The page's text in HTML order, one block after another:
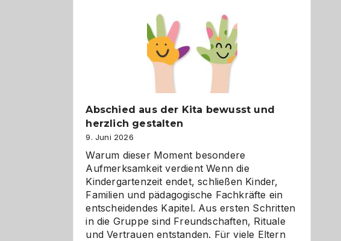
besser
verstehen
Abschied aus der Kita bewusst und
herzlich gestalten
9. Juni 2026
Warum dieser Moment besondere
Aufmerksamkeit verdient Wenn die
Kindergartenzeit endet, schließen Kinder,
Familien und pädagogische Fachkräfte ein
entscheidendes Kapitel. Aus ersten Schritten
in die Gruppe sind Freundschaften, Rituale
und Vertrauen entstanden. Für viele Eltern